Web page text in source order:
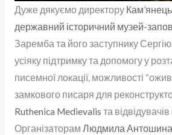
Дуже дякуємо директору
державний історичний музей-
Заремба та його заступнику
усіяку підтримку та допомогу у
писемної локації, можливості
замкового писаря для
Ruthenica Medievalis та
Організаторам Людмила Антошина